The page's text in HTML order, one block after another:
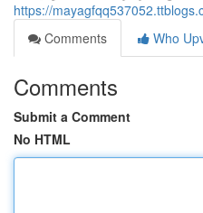
Comments
Who
Comments
Submit a Comment
No HTML